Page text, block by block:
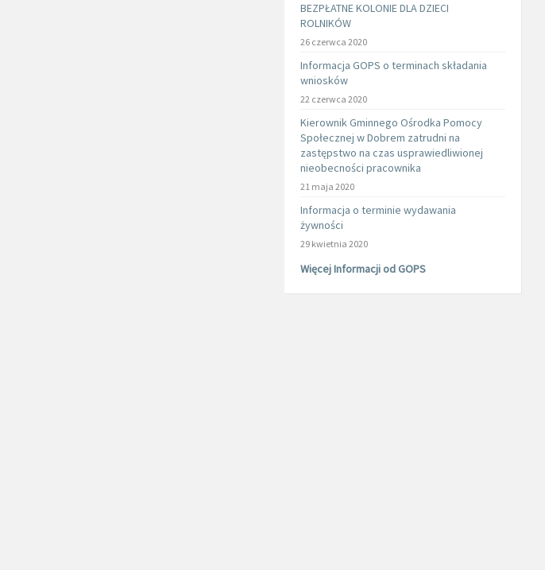
BEZPŁATNE KOLONIE DLA DZIECI
ROLNIKÓW
26 czerwca 2020
Informacja GOPS o terminach składania
wniosków
22 czerwca 2020
Kierownik Gminnego Ośrodka Pomocy
Społecznej w Dobrem zatrudni na
zastępstwo na czas usprawiedliwionej
nieobecności pracownika
21 maja 2020
Informacja o terminie wydawania
żywności
29 kwietnia 2020
Więcej Informacji od GOPS